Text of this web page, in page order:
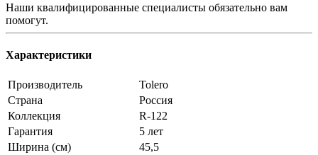
Наши квалифицированные специалисты обязательно вам
помогут.
Характеристики
Производитель
Tolero
Страна
Россия
Коллекция
R-122
Гарантия
5 лет
Ширина (см)
45,5